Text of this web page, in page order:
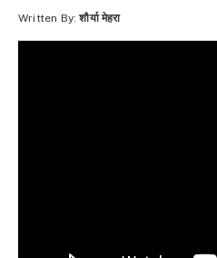
Written By:शौर्या मेहरा